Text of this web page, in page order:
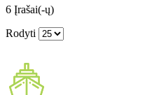
6 Įrašai(-ų)
Rodyti